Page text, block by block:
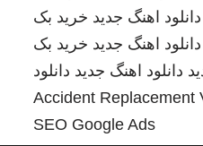
دانلود اهنگ جدید خرید بک
دانلود اهنگ جدید خرید بک
دانلود اهنگ جدید دانلود
Accident Replacement
SEO Google Ads